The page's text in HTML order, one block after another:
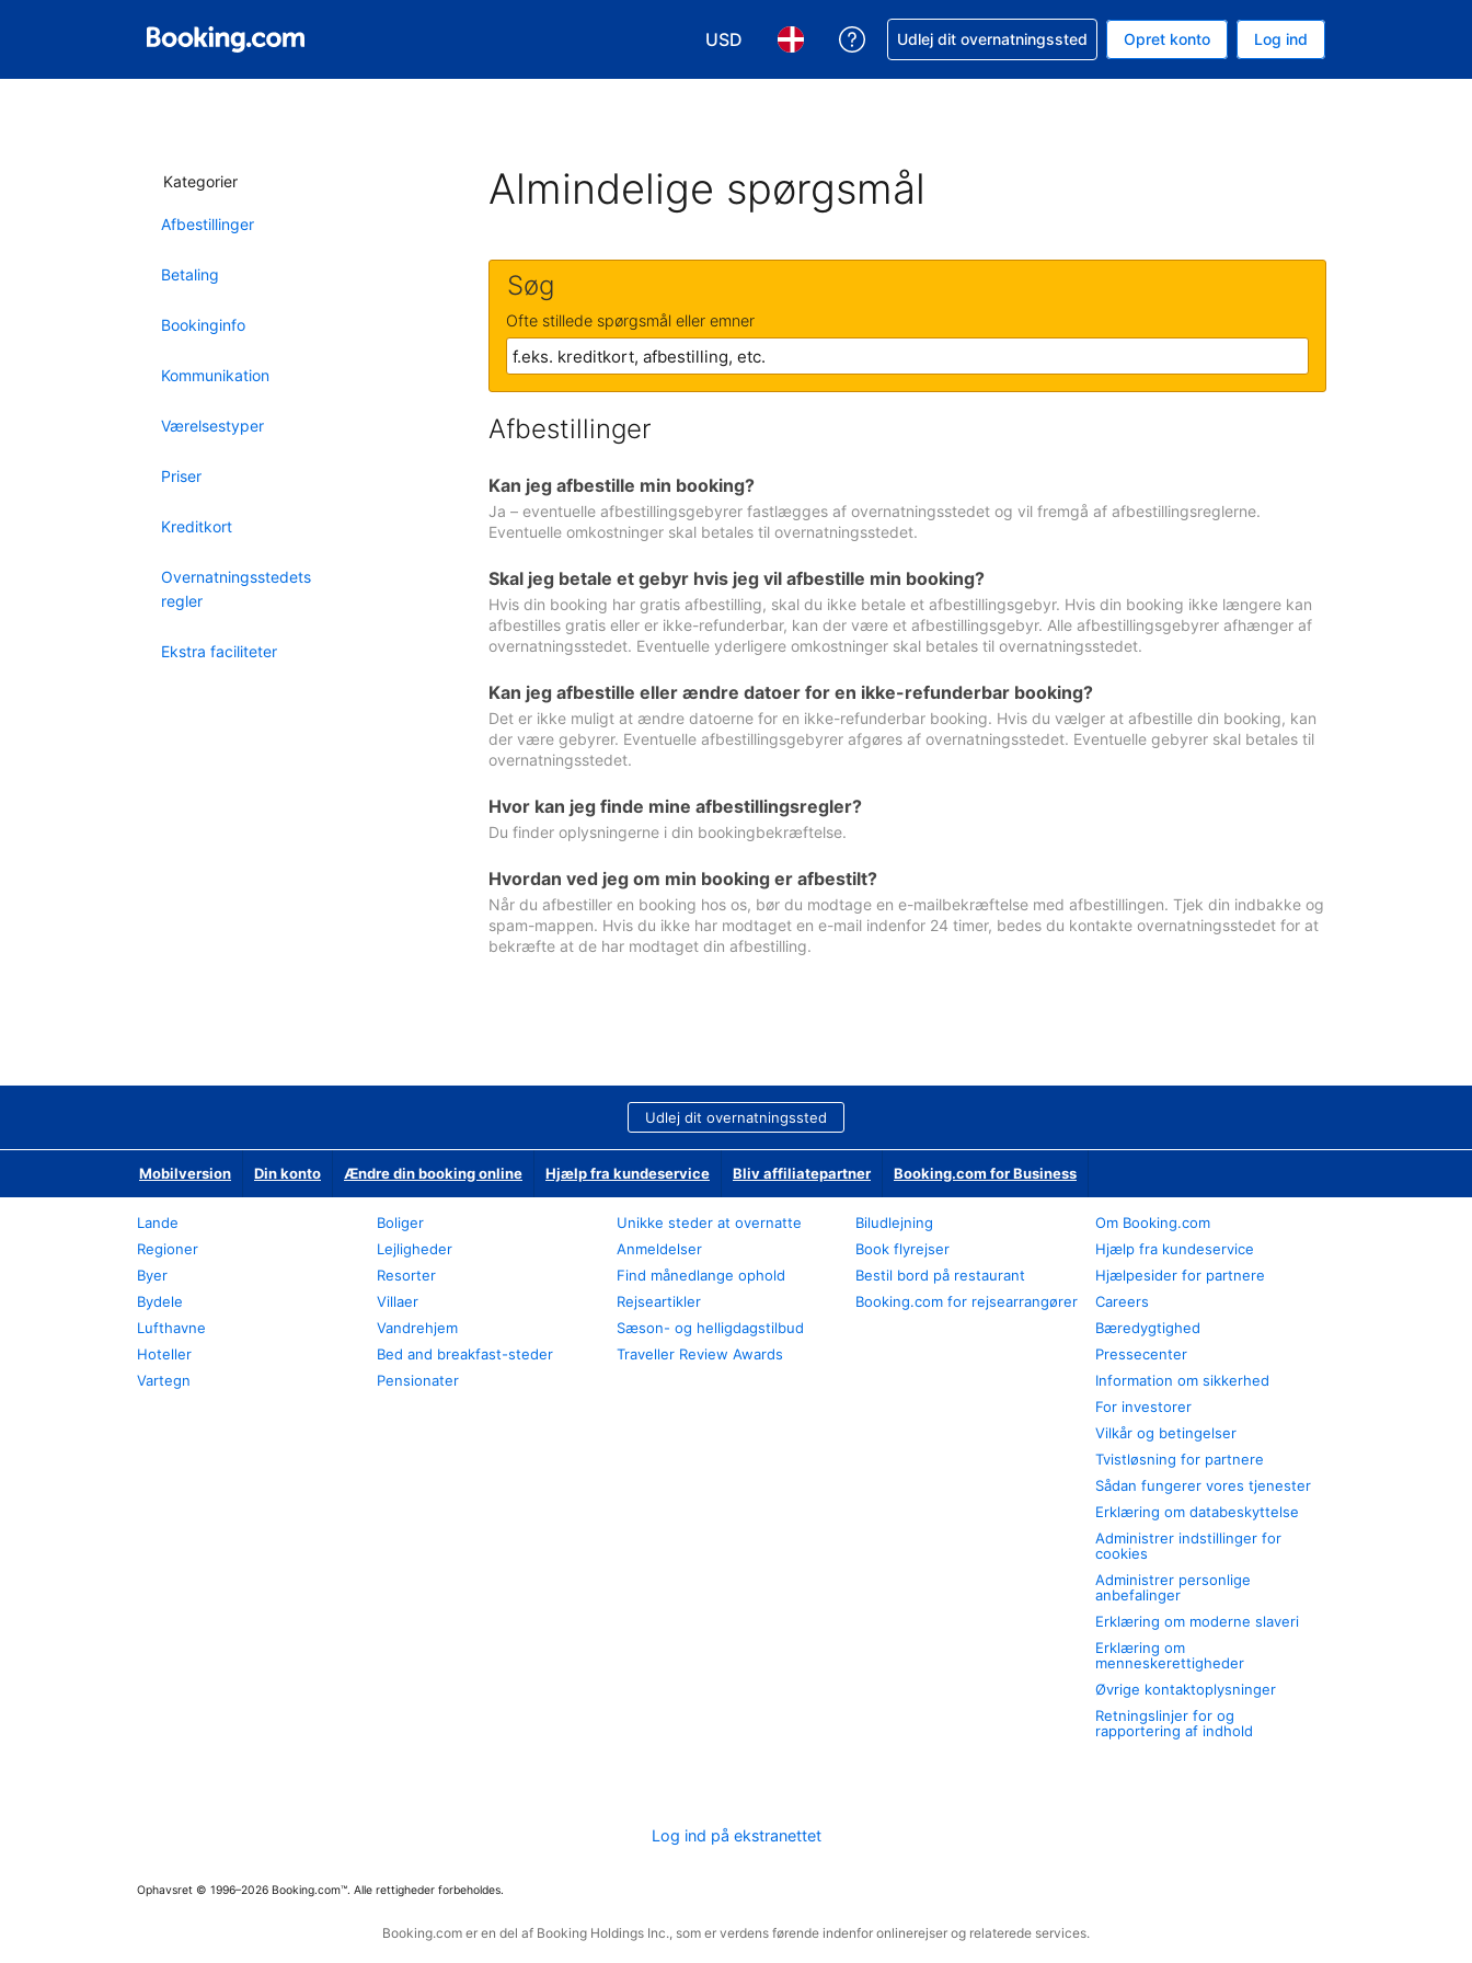
USD
Vælg valuta. Din nuværende valuta er Amerikanske dollar
Vælg sprog. Dit nuværende sprog er Dansk
Få hjælp til en booking
Udlej dit overnatningssted Opret konto Log ind
Kategorier
Afbestillinger
Betaling
Bookinginfo
Kommunikation
Værelsestyper
Priser
Kreditkort
Overnatningsstedets
regler
Ekstra faciliteter
Almindelige spørgsmål
Søg
Ofte stillede spørgsmål eller emner
Afbestillinger
Kan jeg afbestille min booking?
Ja – eventuelle afbestillingsgebyrer fastlægges af overnatningsstedet og vil fremgå af afbestillingsreglerne.
Eventuelle omkostninger skal betales til overnatningsstedet.
Skal jeg betale et gebyr hvis jeg vil afbestille min booking?
Hvis din booking har gratis afbestilling, skal du ikke betale et afbestillingsgebyr. Hvis din booking ikke længere kan
afbestilles gratis eller er ikke-refunderbar, kan der være et afbestillingsgebyr. Alle afbestillingsgebyrer afhænger af
overnatningsstedet. Eventuelle yderligere omkostninger skal betales til overnatningsstedet.
Kan jeg afbestille eller ændre datoer for en ikke-refunderbar booking?
Det er ikke muligt at ændre datoerne for en ikke-refunderbar booking. Hvis du vælger at afbestille din booking, kan
der være gebyrer. Eventuelle afbestillingsgebyrer afgøres af overnatningsstedet. Eventuelle gebyrer skal betales til
overnatningsstedet.
Hvor kan jeg finde mine afbestillingsregler?
Du finder oplysningerne i din bookingbekræftelse.
Hvordan ved jeg om min booking er afbestilt?
Når du afbestiller en booking hos os, bør du modtage en e-mailbekræftelse med afbestillingen. Tjek din indbakke og
spam-mappen. Hvis du ikke har modtaget en e-mail indenfor 24 timer, bedes du kontakte overnatningsstedet for at
bekræfte at de har modtaget din afbestilling.
Udlej dit overnatningssted
Mobilversion Din konto Ændre din booking online Hjælp fra kundeservice Bliv affiliatepartner Booking.com for Business
Lande
Regioner
Byer
Bydele
Lufthavne
Hoteller
Vartegn
Boliger
Lejligheder
Resorter
Villaer
Vandrehjem
Bed and breakfast-steder
Pensionater
Unikke steder at overnatte
Anmeldelser
Find månedlange ophold
Rejseartikler
Sæson- og helligdagstilbud
Traveller Review Awards
Biludlejning
Book flyrejser
Bestil bord på restaurant
Booking.com for rejsearrangører
Om Booking.com
Hjælp fra kundeservice
Hjælpesider for partnere
Careers
Bæredygtighed
Pressecenter
Information om sikkerhed
For investorer
Vilkår og betingelser
Tvistløsning for partnere
Sådan fungerer vores tjenester
Erklæring om databeskyttelse
Administrer indstillinger for
cookies
Administrer personlige
anbefalinger
Erklæring om moderne slaveri
Erklæring om
menneskerettigheder
Øvrige kontaktoplysninger
Retningslinjer for og
rapportering af indhold
Log ind på ekstranettet
Ophavsret © 1996–2026 Booking.com™. Alle rettigheder forbeholdes.
Booking.com er en del af Booking Holdings Inc., som er verdens førende indenfor onlinerejser og relaterede services.